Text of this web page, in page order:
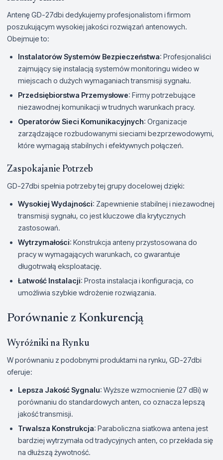
Antenę GD-27dbi dedykujemy profesjonalistom i firmom
poszukującym wysokiej jakości rozwiązań antenowych.
Obejmuje to:
Instalatorów Systemów Bezpieczeństwa: Profesjonaliści
zajmujący się instalacją systemów monitoringu wideo w
miejscach o dużych wymaganiach transmisji sygnału.
Przedsiębiorstwa Przemysłowe: Firmy potrzebujące
niezawodnej komunikacji w trudnych warunkach pracy.
Operatorów Sieci Komunikacyjnych: Organizacje
zarządzające rozbudowanymi sieciami bezprzewodowymi,
które wymagają stabilnych i efektywnych połączeń.
Zaspokajanie Potrzeb
GD-27dbi spełnia potrzeby tej grupy docelowej dzięki:
Wysokiej Wydajności: Zapewnienie stabilnej i niezawodnej
transmisji sygnału, co jest kluczowe dla krytycznych
zastosowań.
Wytrzymałości: Konstrukcja anteny przystosowana do
pracy w wymagających warunkach, co gwarantuje
długotrwałą eksploatację.
Łatwość Instalacji: Prosta instalacja i konfiguracja, co
umożliwia szybkie wdrożenie rozwiązania.
Porównanie z Konkurencją
Wyróżniki na Rynku
W porównaniu z podobnymi produktami na rynku, GD-27dbi
oferuje:
Lepsza Jakość Sygnalu: Wyższe wzmocnienie (27 dBi) w
porównaniu do standardowych anten, co oznacza lepszą
jakość transmisji.
Trwalsza Konstrukcja: Paraboliczna siatkowa antena jest
bardziej wytrzymała od tradycyjnych anten, co przekłada się
na dłuższą żywotność.